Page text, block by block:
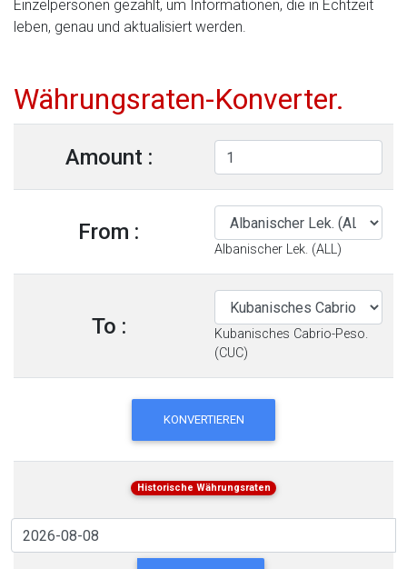
Einzelpersonen gezählt, um Informationen, die in Echtzeit
leben, genau und aktualisiert werden.
Währungsraten-Konverter.
Amount :
From :
Albanischer Lek. (ALL)
To :
Kubanisches Cabrio-Peso.
(CUC)
KONVERTIEREN
Historische Währungsraten